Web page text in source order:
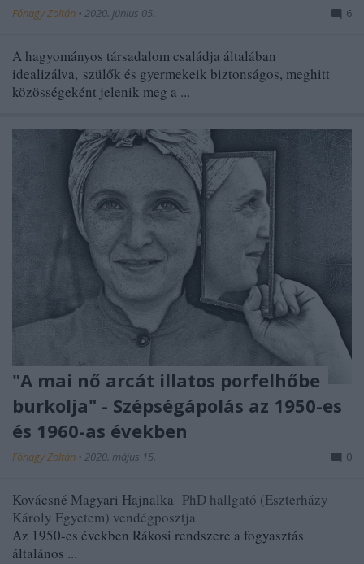
Fónagy Zoltán • 2020. június 05. 6
A hagyományos társadalom családja általában
idealizálva, szülők és gyermekeik biztonságos, meghitt
közösségeként jelenik meg a ...
"A mai nő arcát illatos porfelhőbe
burkolja" - Szépségápolás az 1950-es
és 1960-as években
Fónagy Zoltán • 2020. május 15. 0
Kovácsné Magyari Hajnalka PhD hallgató (Eszterházy
Károly Egyetem) vendégposztja
Az 1950-es években Rákosi rendszere a fogyasztás
általános ...